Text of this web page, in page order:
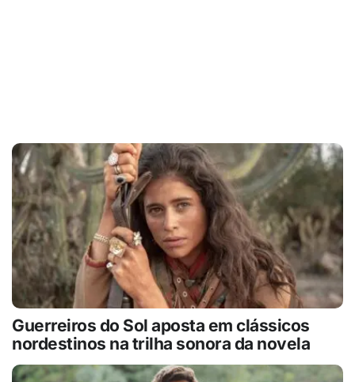
Guerreiros do Sol aposta em clássicos
nordestinos na trilha sonora da novela